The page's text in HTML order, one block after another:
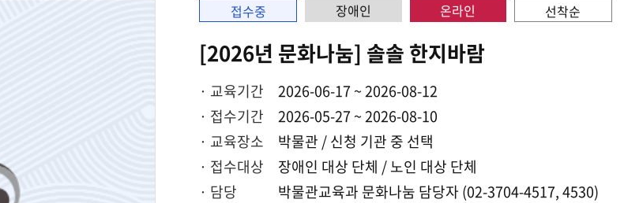
열람·복제·매도 학술세미나 법령, 규정 등
접수중 장애인 온라인 선착순
[2026년 문화나눔] 솔솔 한지바람
· 교육기간
2026-06-17 ~ 2026-08-12
· 접수기간
2026-05-27 ~ 2026-08-10
· 교육장소
박물관 / 신청 기관 중 선택
· 접수대상
장애인 대상 단체 / 노인 대상 단체
· 담당
박물관교육과 문화나눔 담당자 (02-3704-4517, 4530)